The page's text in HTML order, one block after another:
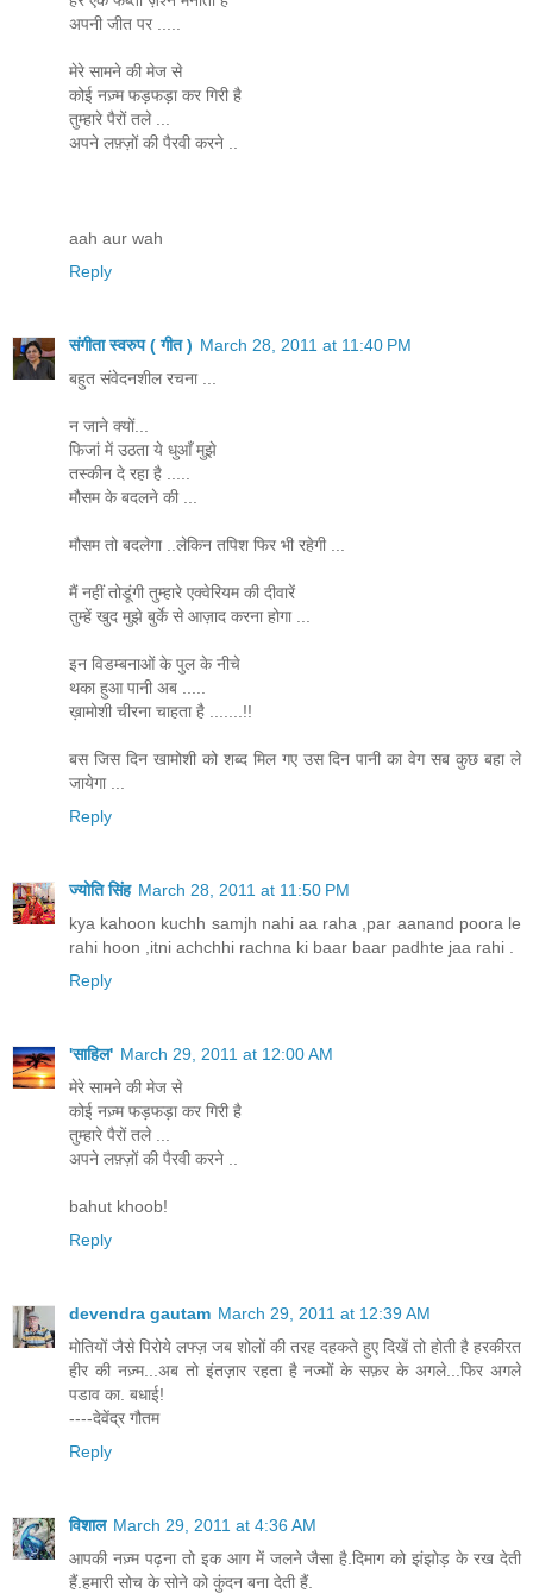
अपनी जीत पर .....
मेरे सामने की मेज से
कोई नज़्म फड़फड़ा कर गिरी है
तुम्हारे पैरों तले ...
अपने लफ़्ज़ों की पैरवी करने ..
aah aur wah
Reply
संगीता स्वरुप ( गीत ) March 28, 2011 at 11:40 PM
बहुत संवेदनशील रचना ...
न जाने क्यों...
फिजां में उठता ये धुआँ मुझे
तस्कीन दे रहा है .....
मौसम के बदलने की ...
मौसम तो बदलेगा ..लेकिन तपिश फिर भी रहेगी ...
मैं नहीं तोडूंगी तुम्हारे एक्वेरियम की दीवारें
तुम्हें खुद मुझे बुर्के से आज़ाद करना होगा ...
इन विडम्बनाओं के पुल के नीचे
थका हुआ पानी अब .....
ख़ामोशी चीरना चाहता है .......!!
बस जिस दिन खामोशी को शब्द मिल गए उस दिन पानी का वेग सब कुछ बहा ले
जायेगा ...
Reply
ज्योति सिंह March 28, 2011 at 11:50 PM
kya kahoon kuchh samjh nahi aa raha ,par aanand poora le
rahi hoon ,itni achchhi rachna ki baar baar padhte jaa rahi .
Reply
'साहिल' March 29, 2011 at 12:00 AM
मेरे सामने की मेज से
कोई नज़्म फड़फड़ा कर गिरी है
तुम्हारे पैरों तले ...
अपने लफ़्ज़ों की पैरवी करने ..
bahut khoob!
Reply
devendra gautam March 29, 2011 at 12:39 AM
मोतियों जैसे पिरोये लफ्ज़ जब शोलों की तरह दहकते हुए दिखें तो होती है हरकीरत
हीर की नज़्म...अब तो इंतज़ार रहता है नज्मों के सफ़र के अगले...फिर अगले
पडाव का. बधाई!
----देवेंद्र गौतम
Reply
विशाल March 29, 2011 at 4:36 AM
आपकी नज़्म पढ़ना तो इक आग में जलने जैसा है.दिमाग को झंझोड़ के रख देती
हैं.हमारी सोच के सोने को कुंदन बना देती हैं.